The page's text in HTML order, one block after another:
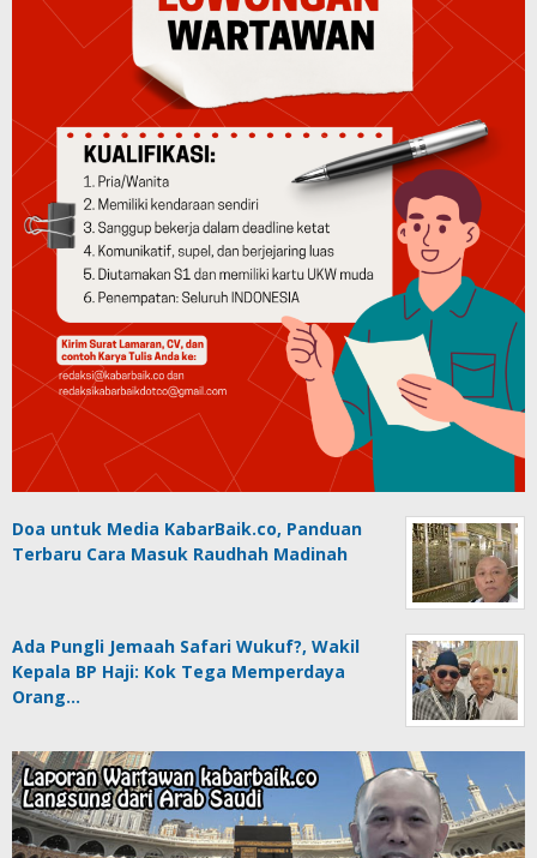
Doa untuk Media KabarBaik.co, Panduan
Terbaru Cara Masuk Raudhah Madinah
Ada Pungli Jemaah Safari Wukuf?, Wakil
Kepala BP Haji: Kok Tega Memperdaya
Orang…